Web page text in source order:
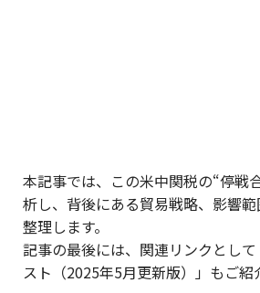
本記事では、この米中関税の“停戦
析し、背後にある貿易戦略、影響
整理します。
記事の最後には、関連リンクとし
スト（2025年5月更新版）」もご紹